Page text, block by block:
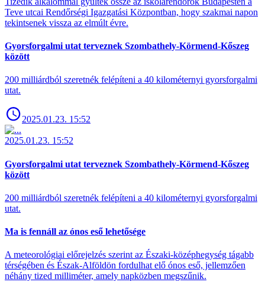
Teve utcai Rendőrségi Igazgatási Központban, hogy szakmai napon
tekintsenek vissza az elmúlt évre.
Gyorsforgalmi utat terveznek Szombathely-Körmend-Kőszeg
között
200 milliárdból szeretnék felépíteni a 40 kilométernyi gyorsforgalmi
utat.
2025.01.23. 15:52
2025.01.23. 15:52
Gyorsforgalmi utat terveznek Szombathely-Körmend-Kőszeg
között
200 milliárdból szeretnék felépíteni a 40 kilométernyi gyorsforgalmi
utat.
Ma is fennáll az ónos eső lehetősége
A meteorológiai előrejelzés szerint az Északi-középhegység tágabb
térségében és Észak-Alföldön fordulhat elő ónos eső, jellemzően
néhány tized milliméter, amely napközben megszűnik.